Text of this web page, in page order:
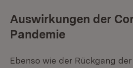
Auswirkungen der
Pandemie
Ebenso wie der Rückgang der